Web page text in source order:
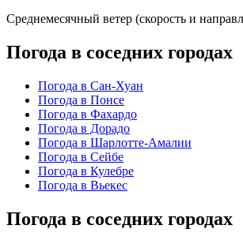
Среднемесячный ветер (скорость и
Погода в соседних городах
Погода в Сан-Хуан
Погода в Понсе
Погода в Фахардо
Погода в Дорадо
Погода в Шарлотте-Амалии
Погода в Сейбе
Погода в Кулебре
Погода в Вьекес
Погода в соседних городах